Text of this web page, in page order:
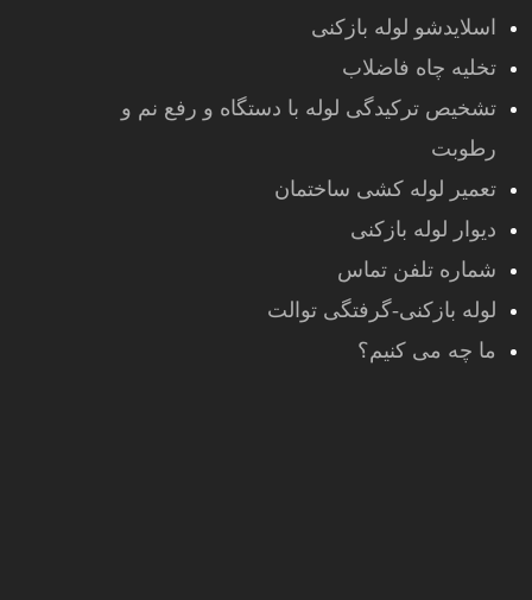
اسلایدشو لوله بازکنی
تخلیه چاه فاضلاب
تشخیص ترکیدگی لوله با دستگاه و رفع نم و
رطوبت
تعمیر لوله کشی ساختمان
دیوار لوله بازکنی
شماره تلفن تماس
لوله بازکنی-گرفتگی توالت
ما چه می کنیم؟